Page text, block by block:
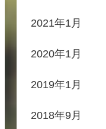
2021年1月
2020年1月
2019年1月
2018年9月